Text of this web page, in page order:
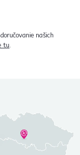
našich
tu.